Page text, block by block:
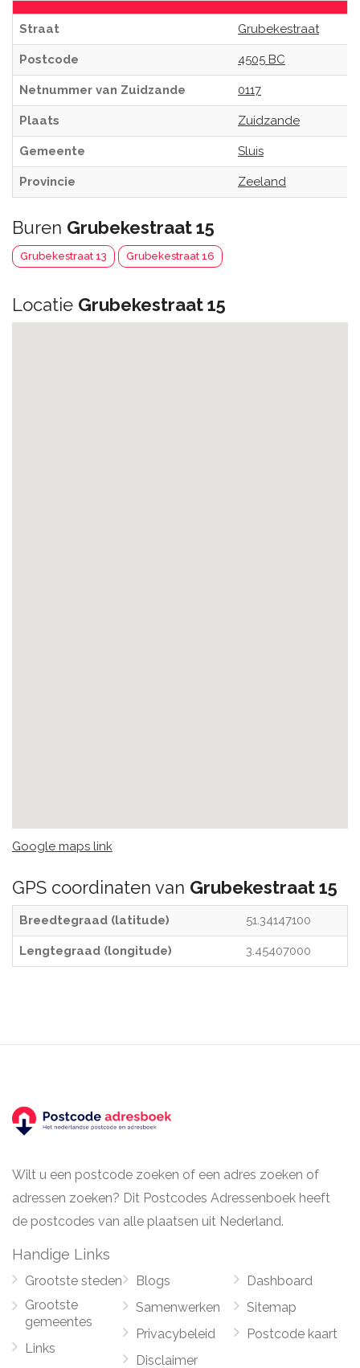
Straat Grubekestraat
Postcode 4505 BC
Netnummer van Zuidzande 0117
Plaats Zuidzande
Gemeente Sluis
Provincie Zeeland
Buren Grubekestraat 15
Grubekestraat 13 Grubekestraat 16
Locatie Grubekestraat 15
Google maps link
GPS coordinaten van Grubekestraat 15
Breedtegraad (latitude) 51.34147100
Lengtegraad (longitude) 3.45407000
Wilt u een postcode zoeken of een adres zoeken of
adressen zoeken? Dit Postcodes Adressenboek heeft
de postcodes van alle plaatsen uit Nederland.
Handige Links
Grootste steden
Grootste
gemeentes
Links
Blogs
Samenwerken
Privacybeleid
Disclaimer
Dashboard
Sitemap
Postcode kaart